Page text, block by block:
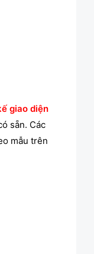
giao diện
sẵn. Các
mẫu trên